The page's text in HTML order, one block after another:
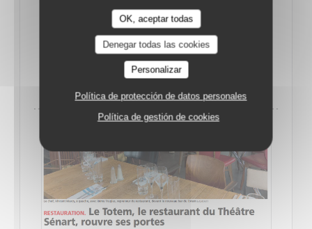
OK, aceptar todas
Denegar todas las cookies
Personalizar
Política de protección de datos personales
Política de gestión de cookies
On vous attend nombreux au TOTEM pour célébrer
ensemble cette belle saison 2025.
LEA EL ARTICULO((ABRE EN UNA NUEVA VENTANA))